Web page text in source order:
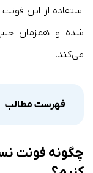
استفاده از این
شده و همزمان حس
می‌کند.
فهرست مطالب
چگونه فونت